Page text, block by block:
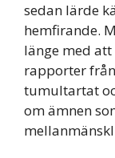
sedan lärde
hemfirande.
länge med
rapporter
tumultartat
om ämnen